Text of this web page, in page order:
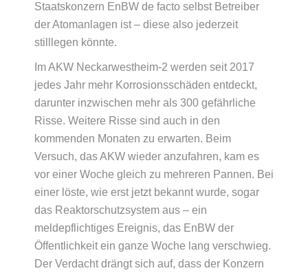
Staatskonzern EnBW de facto selbst Betreiber
der Atomanlagen ist – diese also jederzeit
stilllegen könnte.
Im AKW Neckarwestheim-2 werden seit 2017
jedes Jahr mehr Korrosionsschäden entdeckt,
darunter inzwischen mehr als 300 gefährliche
Risse. Weitere Risse sind auch in den
kommenden Monaten zu erwarten. Beim
Versuch, das AKW wieder anzufahren, kam es
vor einer Woche gleich zu mehreren Pannen. Bei
einer löste, wie erst jetzt bekannt wurde, sogar
das Reaktorschutzsystem aus – ein
meldepflichtiges Ereignis, das EnBW der
Öffentlichkeit ein ganze Woche lang verschwieg.
Der Verdacht drängt sich auf, dass der Konzern